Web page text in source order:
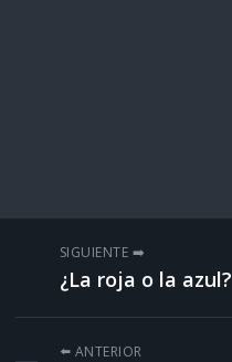
SIGUIENTE ➡️
¿La roja o la azul?
⬅️ ANTERIOR